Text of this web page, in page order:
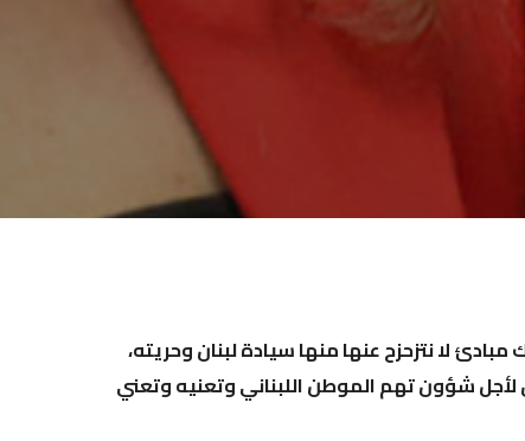
لا نتزحزح عنها منها سيادة لبنان وحريته،
لأجل شؤون تهم الموطن اللبناني وتعنيه وتعني